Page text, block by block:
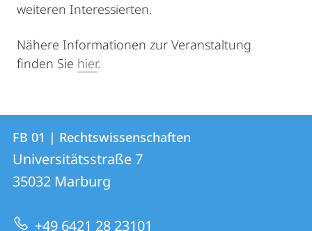
weiteren Interessierten.
Nähere Informationen zur Veranstaltung
finden Sie hier.
Kontakt
und
Informationen
zur
Kontaktinformationen
FB
01
|
Rechtswissenschaften
FB 01 | Rechtswissenschaften
Universitätsstraße 7
35032 Marburg
+49 6421 28 23101